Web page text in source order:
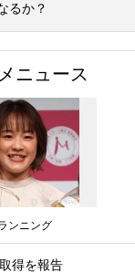
るか？
ニュース
ンニング
得を報告